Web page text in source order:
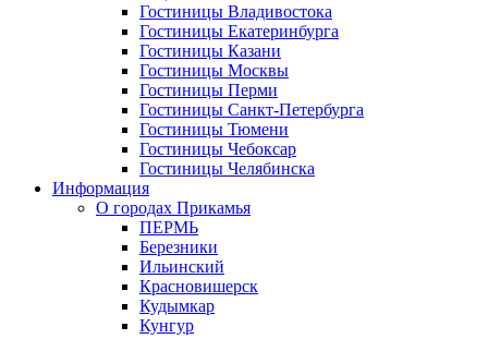
Гостиницы Владивостока
Гостиницы Екатеринбурга
Гостиницы Казани
Гостиницы Москвы
Гостиницы Перми
Гостиницы Санкт-Петербурга
Гостиницы Тюмени
Гостиницы Чебоксар
Гостиницы Челябинска
Информация
О городах Прикамья
ПЕРМЬ
Березники
Ильинский
Красновишерск
Кудымкар
Кунгур